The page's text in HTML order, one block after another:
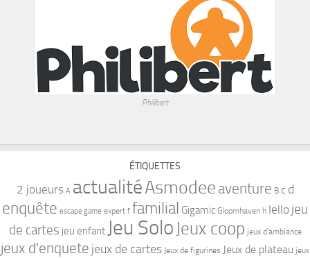
Philibert
ÉTIQUETTES
2 joueurs A actualitéAsmodee aventure B c d
enquête escape game expert f familial Gigamic Gloomhaven h Iello jeu
de cartes jeu enfantJeu Solo Jeux coop jeux d'ambiance
jeux d'enquete jeux de cartes Jeux de figurines Jeux de plateau jeux